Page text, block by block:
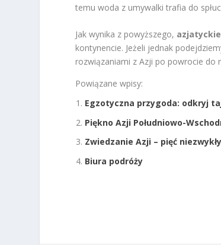
temu woda z umywalki trafia do
Jak wynika z powyższego,
kontynencie. Jeżeli jednak
rozwiązaniami z Azji po powrocie do
Powiązane wpisy:
Egzotyczna przygoda: odkryj
Piękno Azji Południowo-
Zwiedzanie Azji – pięć
Biura podróży